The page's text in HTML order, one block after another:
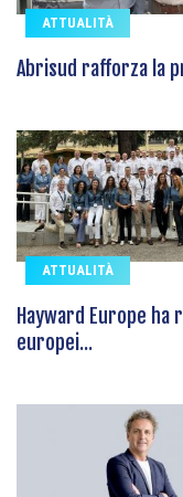
ATTUALITÀ
Abrisud rafforza la
ATTUALITÀ
Hayward Europe
europei...